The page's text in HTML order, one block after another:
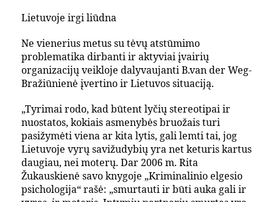
Lietuvoje irgi liūdna
Ne vienerius metus su tėvų atstūmimo
problematika dirbanti ir aktyviai įvairių
organizacijų veikloje dalyvaujanti B.van der Weg-
Bražiūnienė įvertino ir Lietuvos situaciją.
„Tyrimai rodo, kad būtent lyčių stereotipai ir
nuostatos, kokiais asmenybės bruožais turi
pasižymėti viena ar kita lytis, gali lemti tai, jog
Lietuvoje vyrų savižudybių yra net keturis kartus
daugiau, nei moterų. Dar 2006 m. Rita
Žukauskienė savo knygoje „Kriminalinio elgesio
psichologija“ rašė: „smurtauti ir būti auka gali ir